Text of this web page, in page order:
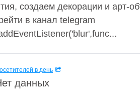
создаем декорации и арт-
в канал telegram
в день
данных